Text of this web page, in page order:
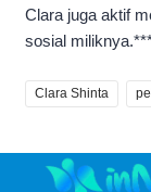
Clara juga aktif
sosial
Clara Shinta